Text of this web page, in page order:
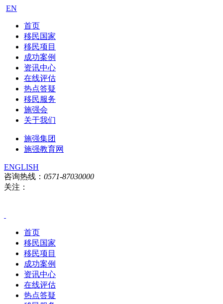
EN
首页
移民国家
移民项目
成功案例
资讯中心
在线评估
热点答疑
移民服务
施强会
关于我们
施强集团
施强教育网
ENGLISH
咨询热线： 0571-87030000
关注：
首页
移民国家
移民项目
成功案例
资讯中心
在线评估
热点答疑